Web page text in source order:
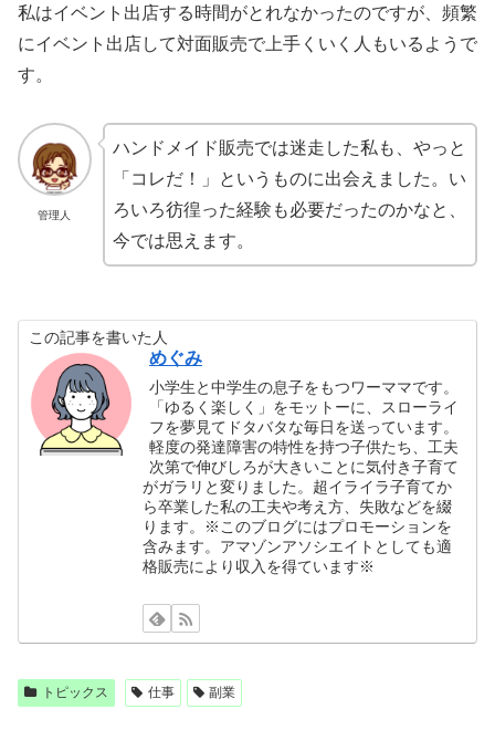
私はイベント出店する時間がとれなかったのですが、頻繁
にイベント出店して対面販売で上手くいく人もいるようで
す。
管理人
ハンドメイド販売では迷走した私も、やっと
「コレだ！」というものに出会えました。い
ろいろ彷徨った経験も必要だったのかなと、
今では思えます。
この記事を書いた人
めぐみ
小学生と中学生の息子をもつワーママです。
「ゆるく楽しく」をモットーに、スローライ
フを夢見てドタバタな毎日を送っています。
軽度の発達障害の特性を持つ子供たち、工夫
次第で伸びしろが大きいことに気付き子育て
がガラリと変りました。超イライラ子育てか
ら卒業した私の工夫や考え方、失敗などを綴
ります。※このブログにはプロモーションを
含みます。アマゾンアソシエイトとしても適
格販売により収入を得ています※
トピックス 仕事 副業